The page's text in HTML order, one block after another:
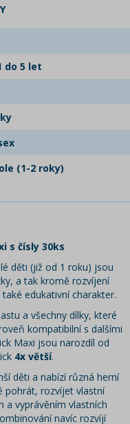
do 5 let
(1-2 roky)
s čísly 30ks
děti (již od 1 roku) jsou
a tak kromě rozvíjení
edukativní charakter.
a všechny dílky, které
kompatibilní s dalšími
Maxi jsou narozdíl od
4x větší.
děti a nabízí různá herní
pohrát, rozvíjet vlastní
a vyprávěním vlastních
navíc rozvíjí